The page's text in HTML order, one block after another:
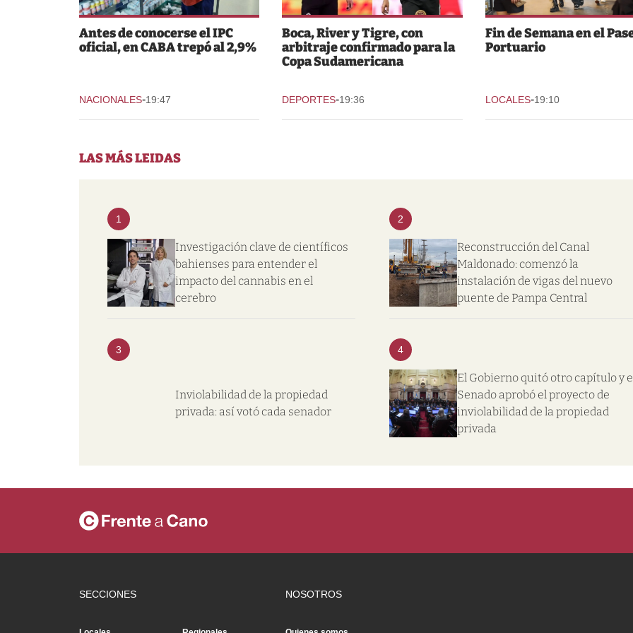
Antes de conocerse el IPC
oficial, en CABA trepó al 2,9%
NACIONALES-19:47
Boca, River y Tigre, con
arbitraje confirmado para la
Copa Sudamericana
DEPORTES-19:36
Fin de Semana en el
Portuario
LOCALES-19:10
LAS MÁS LEIDAS
1
Investigación clave de científicos
bahienses para entender el
impacto del cannabis en el
cerebro
2
Reconstrucción del Canal
Maldonado: comenzó la
instalación de vigas del nuevo
puente de Pampa Central
3
Inviolabilidad de la propiedad
privada: así votó cada senador
4
El Gobierno quitó otro capítulo y
Senado aprobó el proyecto de
inviolabilidad de la propiedad
privada
SECCIONES NOSOTROS